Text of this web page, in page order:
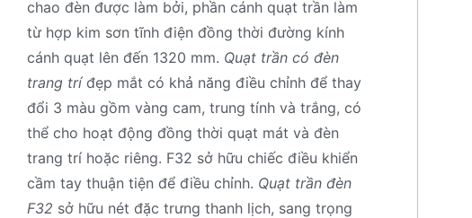
chao đèn được làm bởi, phần cánh quạt trần làm
từ hợp kim sơn tĩnh điện đồng thời đường kính
cánh quạt lên đến 1320 mm. Quạt trần có đèn
trang tríđẹp mắt có khả năng điều chỉnh để thay
đổi 3 màu gồm vàng cam, trung tính và trắng, có
thể cho hoạt động đồng thời quạt mát và đèn
trang trí hoặc riêng. F32 sở hữu chiếc điều khiển
cầm tay thuận tiện để điều chỉnh. Quạt trần đèn
F32 sở hữu nét đặc trưng thanh lịch, sang trọng